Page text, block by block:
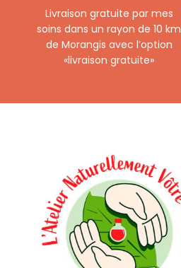
Livraison gratuite par mes
soins dans un rayon de 10 km
de Morangis avec l’option
«livraison gratuite»